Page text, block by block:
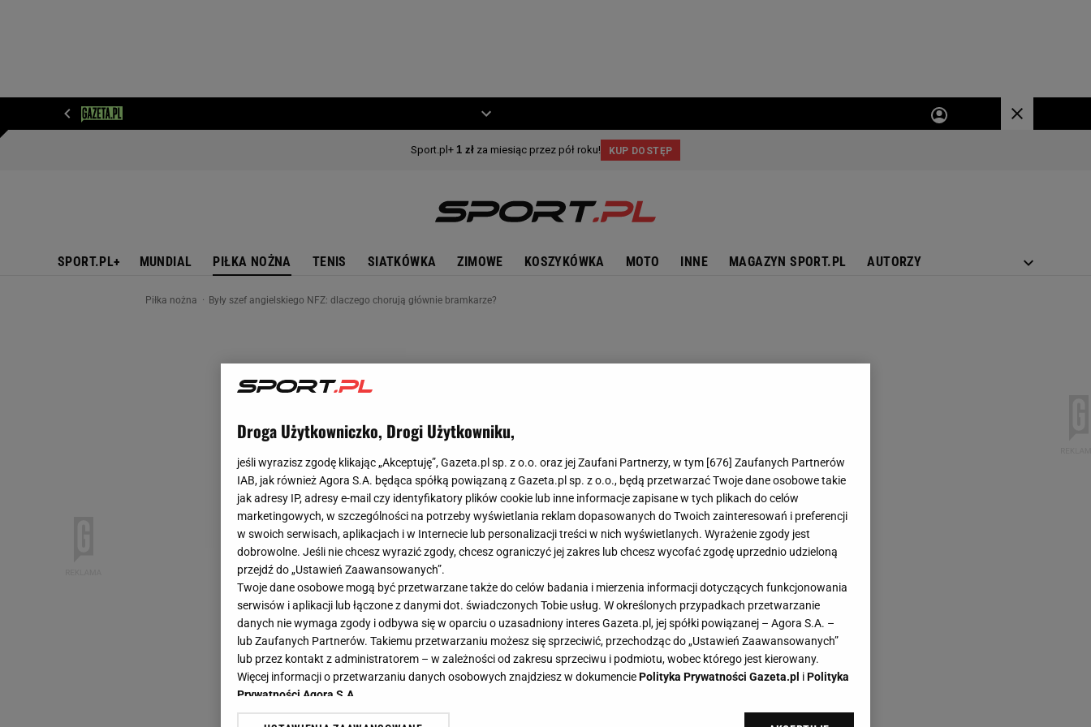
SPORT.PL+ MUNDIAL PIŁKA NOŻNA TENIS SIATKÓWKA ZIMOWE KOSZYKÓWKA MOTO INNE MAGAZYN SPORT.PL AUTORZY
Piłka nożna Były szef angielskiego NFZ: dlaczego chorują głównie bramkarze?
Droga Użytkowniczko, Drogi Użytkowniku,
jeśli wyrazisz zgodę klikając „Akceptuję”, Gazeta.pl sp. z o.o. oraz jej Zaufani Partnerzy, w tym [676] Zaufanych Partnerów
IAB, jak również Agora S.A. będąca spółką powiązaną z Gazeta.pl sp. z o.o., będą przetwarzać Twoje dane osobowe takie
jak adresy IP, adresy e-mail czy identyfikatory plików cookie lub inne informacje zapisane w tych plikach do celów
marketingowych, w szczególności na potrzeby wyświetlania reklam dopasowanych do Twoich zainteresowań i preferencji
w swoich serwisach, aplikacjach i w Internecie lub personalizacji treści w nich wyświetlanych. Wyrażenie zgody jest
dobrowolne. Jeśli nie chcesz wyrazić zgody, chcesz ograniczyć jej zakres lub chcesz wycofać zgodę uprzednio udzieloną
przejdź do „Ustawień Zaawansowanych”.
Twoje dane osobowe mogą być przetwarzane także do celów badania i mierzenia informacji dotyczących funkcjonowania
serwisów i aplikacji lub łączone z danymi dot. świadczonych Tobie usług. W określonych przypadkach przetwarzanie
danych nie wymaga zgody i odbywa się w oparciu o uzasadniony interes Gazeta.pl, jej spółki powiązanej – Agora S.A. –
lub Zaufanych Partnerów. Takiemu przetwarzaniu możesz się sprzeciwić, przechodząc do „Ustawień Zaawansowanych”
lub przez kontakt z administratorem – w zależności od zakresu sprzeciwu i podmiotu, wobec którego jest kierowany.
Więcej informacji o przetwarzaniu danych osobowych znajdziesz w dokumenciePolityka Prywatności Gazeta.pl iPolityka
Prywatności Agora S.A.